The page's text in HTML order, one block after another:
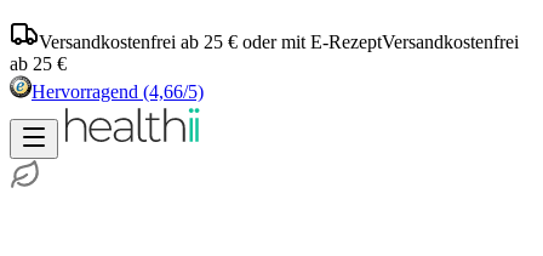
Versandkostenfrei ab 25 € oder mit E-RezeptVersandkostenfrei
ab 25 €
Hervorragend (4,66/5)